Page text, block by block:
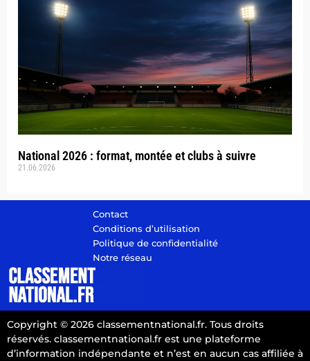
National 2026 : format, montée et clubs à suivre
21.06.2026
Contact
Conditions d’utilisation
Politique de confidentialité
Notre réseau
Copyright © 2026 classementnational.fr. Tous droits
réservés. classementnational.fr est une plateforme
d’information indépendante et n’est en aucun cas affiliée à